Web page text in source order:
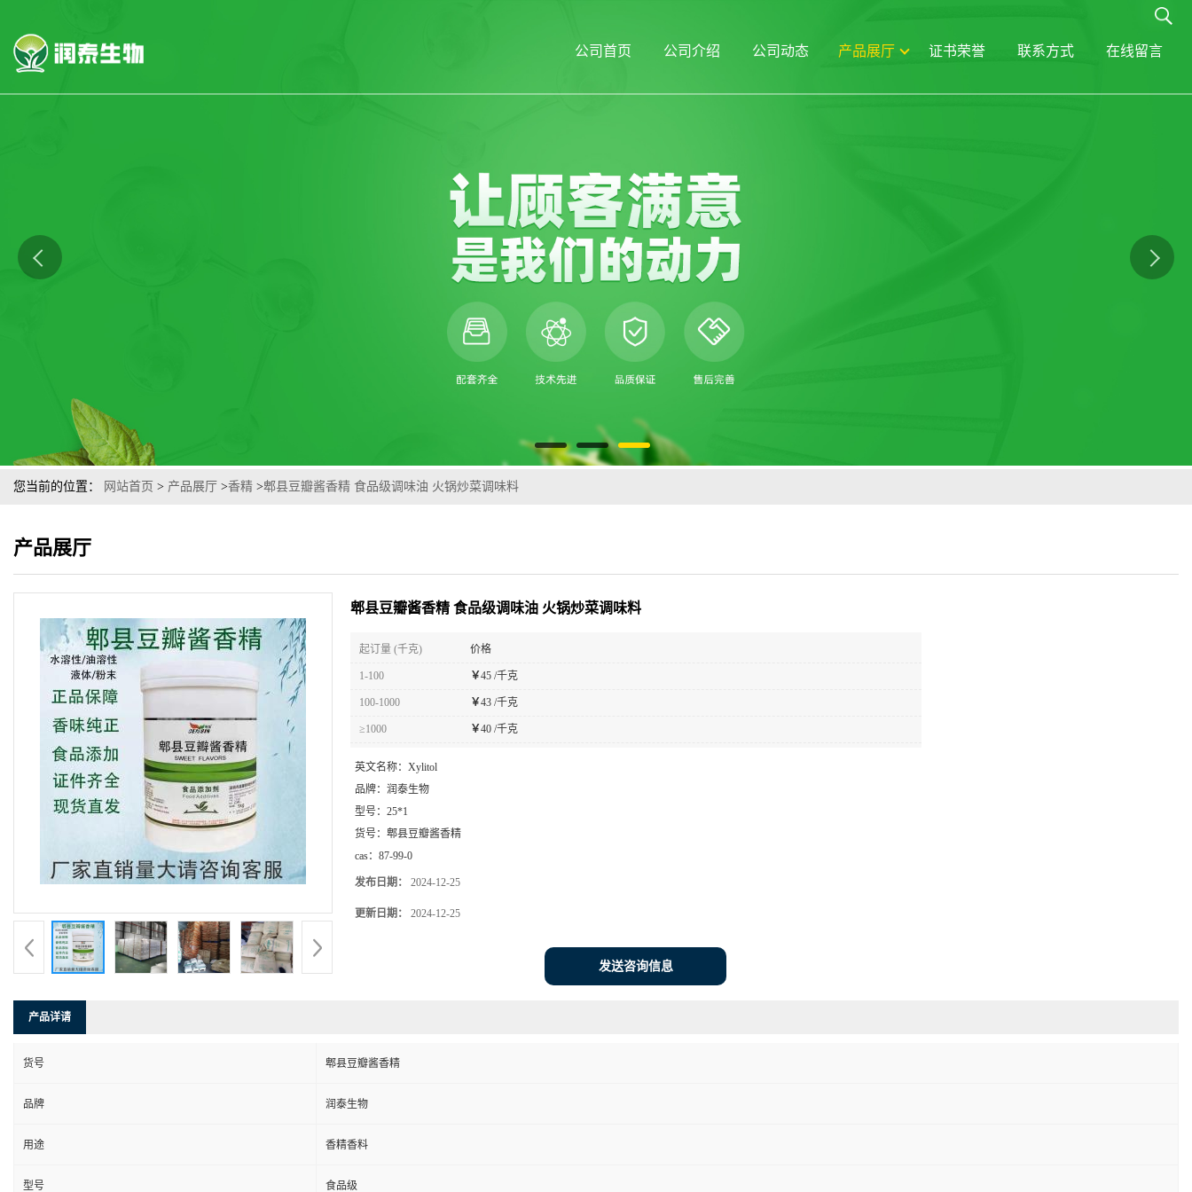
公司首页 公司介绍 公司动态 产品展厅 证书荣誉 联系方式 在线留言
您当前的位置： 网站首页 > 产品展厅 >香精 >郫县豆瓣酱香精 食品级调味油 火锅炒菜调味料
产品展厅
郫县豆瓣酱香精 食品级调味油 火锅炒菜调味料
起订量 (千克) 价格
1-100 ￥45 /千克
100-1000 ￥43 /千克
≥1000 ￥40 /千克
英文名称： Xylitol
品牌： 润泰生物
型号： 25*1
货号： 郫县豆瓣酱香精
cas： 87-99-0
发布日期： 2024-12-25
更新日期： 2024-12-25
发送咨询信息
产品详请
货号 郫县豆瓣酱香精
品牌 润泰生物
用途 香精香料
型号 食品级